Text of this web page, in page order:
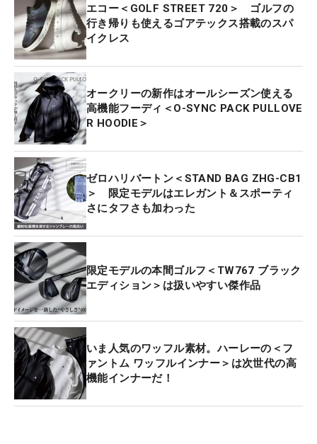
エコー＜GOLF STREET 720＞ ゴルフの
行き帰りも使えるゴアテックス搭載のスパ
イクレス
オークリーの新作はオールシーズン使える
高機能フーディ＜O-SYNC PACK PULLOVE
R HOODIE＞
ゼロハリバートン＜STAND BAG ZHG-CB1
＞ 限定モデルはエレガント＆スポーティ
さにタフさも加わった
限定モデルの本間ゴルフ＜TW767 ブラック
エディション＞は扱いやすい傑作品
いま人気のワッフル素材。ハーレーの＜フ
ァントム ワッフルインナー＞は次世代の高
機能インナーだ！